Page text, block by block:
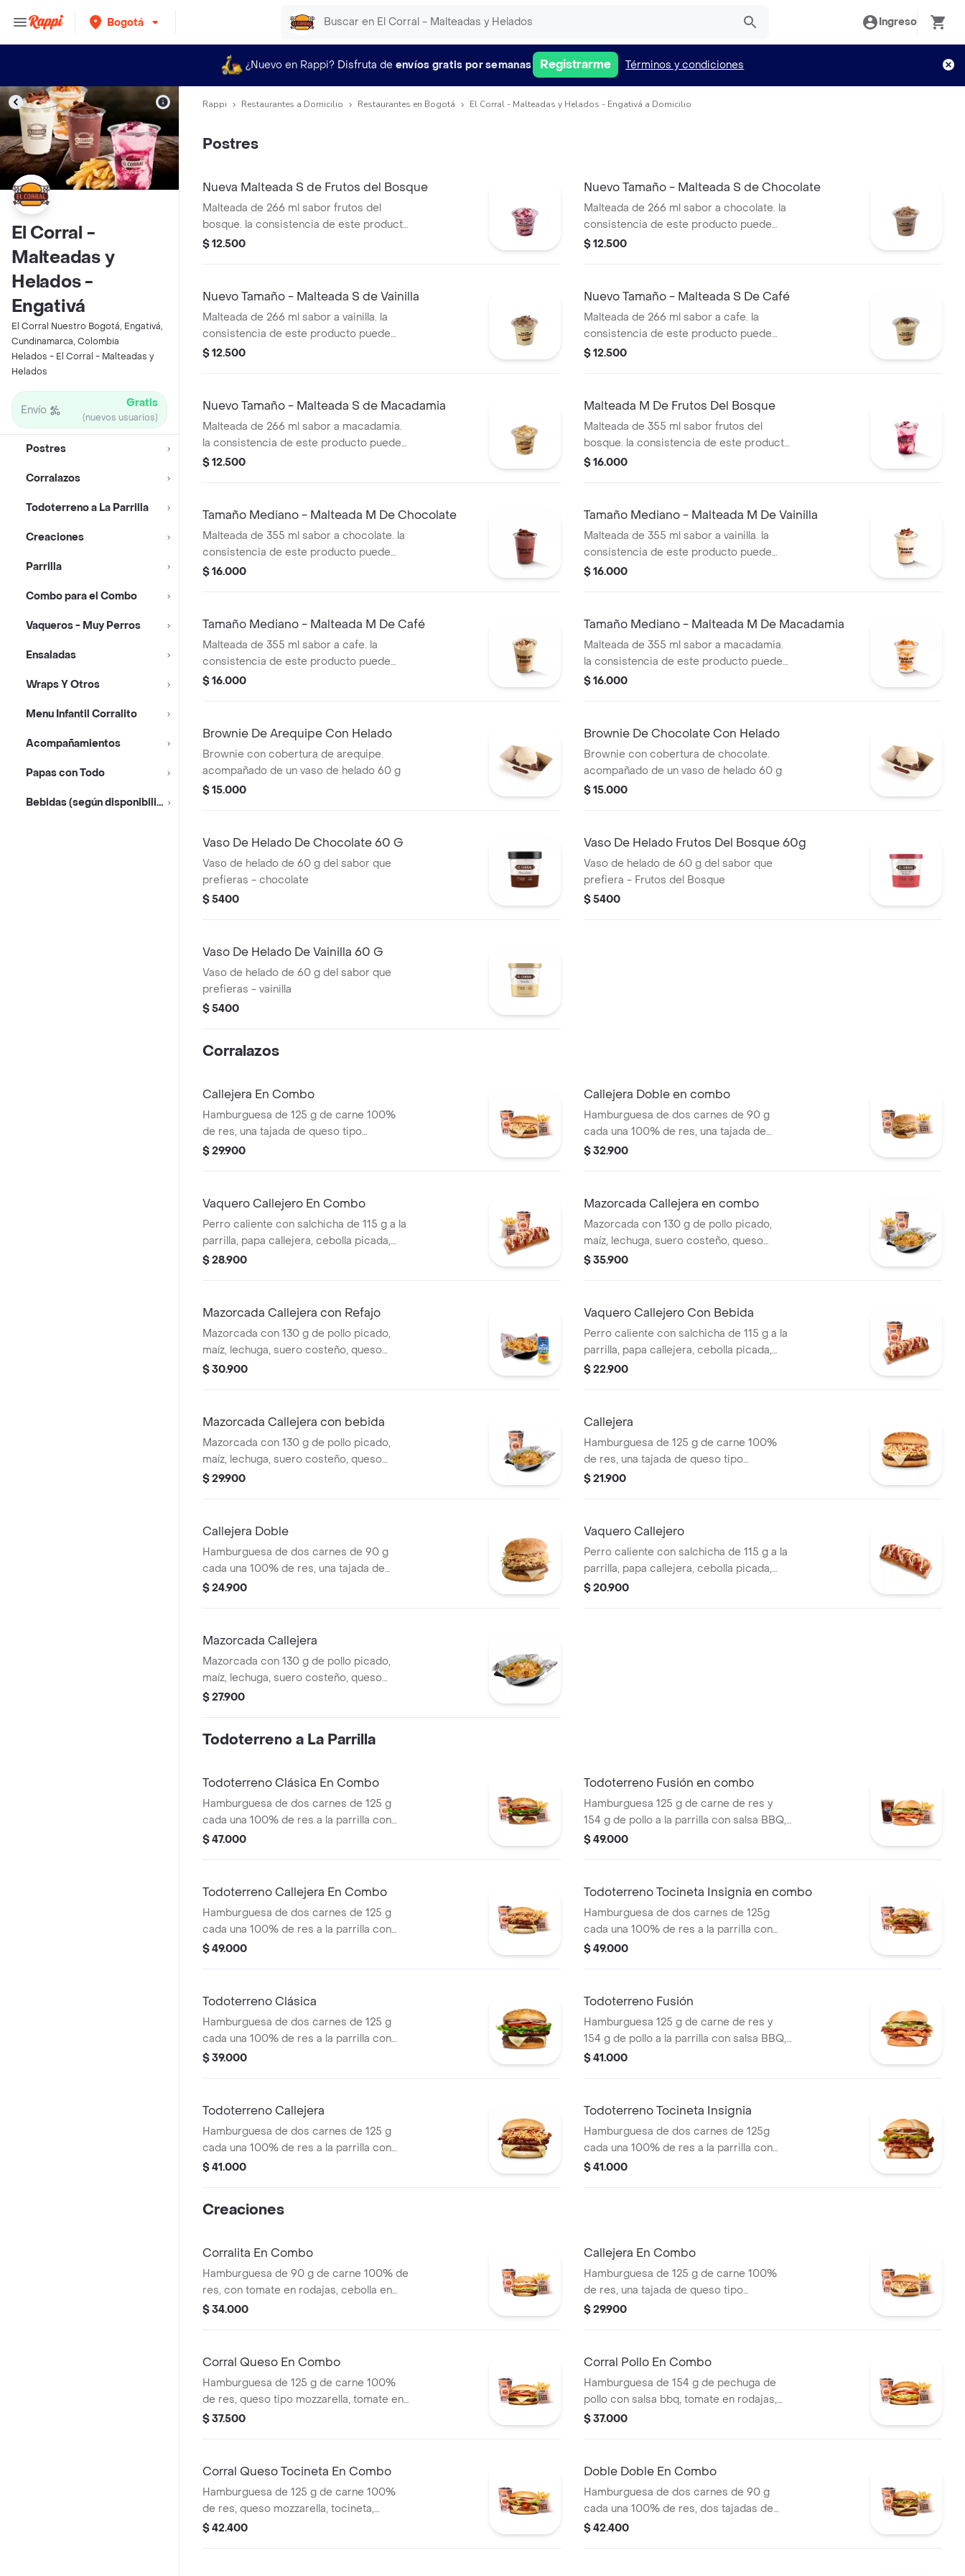
Bogotá Ingreso
¿Nuevo en Rappi? Disfruta de envíos gratis por semanas Registrarme Términos y condiciones
El Corral -
Malteadas y
Helados -
Engativá
El Corral Nuestro Bogotá, Engativá,
Cundinamarca, Colombia
Helados - El Corral - Malteadas y
Helados
Envío Gratis
(nuevos usuarios)
Postres
Corralazos
Todoterreno a La Parrilla
Creaciones
Parrilla
Combo para el Combo
Vaqueros - Muy Perros
Ensaladas
Wraps Y Otros
Menu Infantil Corralito
Acompañamientos
Papas con Todo
Bebidas (según disponibilidad)
Rappi Restaurantes a Domicilio Restaurantes en Bogotá El Corral - Malteadas y Helados - Engativá a Domicilio
Postres
Nueva Malteada S de Frutos del Bosque
Malteada de 266 ml sabor frutos del
bosque. la consistencia de este producto
puede variar debido al tiempo de
$ 12.500
Nuevo Tamaño - Malteada S de Chocolate
Malteada de 266 ml sabor a chocolate. la
consistencia de este producto puede
variar debido al tiempo de entrega.
$ 12.500
Nuevo Tamaño - Malteada S de Vainilla
Malteada de 266 ml sabor a vainilla. la
consistencia de este producto puede
variar debido al tiempo de entrega.
$ 12.500
Nuevo Tamaño - Malteada S De Café
Malteada de 266 ml sabor a cafe. la
consistencia de este producto puede
variar debido al tiempo de entrega
$ 12.500
Nuevo Tamaño - Malteada S de Macadamia
Malteada de 266 ml sabor a macadamia.
la consistencia de este producto puede
variar debido al tiempo de entrega.
$ 12.500
Malteada M De Frutos Del Bosque
Malteada de 355 ml sabor frutos del
bosque. la consistencia de este producto
puede variar debido al tiempo de
$ 16.000
Tamaño Mediano - Malteada M De Chocolate
Malteada de 355 ml sabor a chocolate. la
consistencia de este producto puede
variar debido al tiempo de entrega.
$ 16.000
Tamaño Mediano - Malteada M De Vainilla
Malteada de 355 ml sabor a vainilla. la
consistencia de este producto puede
variar debido al tiempo de entrega.
$ 16.000
Tamaño Mediano - Malteada M De Café
Malteada de 355 ml sabor a cafe. la
consistencia de este producto puede
variar debido al tiempo de entrega
$ 16.000
Tamaño Mediano - Malteada M De Macadamia
Malteada de 355 ml sabor a macadamia.
la consistencia de este producto puede
variar debido al tiempo de entrega.
$ 16.000
Brownie De Arequipe Con Helado
Brownie con cobertura de arequipe.
acompañado de un vaso de helado 60 g
$ 15.000
Brownie De Chocolate Con Helado
Brownie con cobertura de chocolate.
acompañado de un vaso de helado 60 g
$ 15.000
Vaso De Helado De Chocolate 60 G
Vaso de helado de 60 g del sabor que
prefieras - chocolate
$ 5400
Vaso De Helado Frutos Del Bosque 60g
Vaso de helado de 60 g del sabor que
prefiera - Frutos del Bosque
$ 5400
Vaso De Helado De Vainilla 60 G
Vaso de helado de 60 g del sabor que
prefieras - vainilla
$ 5400
Corralazos
Callejera En Combo
Hamburguesa de 125 g de carne 100%
de res, una tajada de queso tipo
mozzarella, papas callejera, salsa blanca,
$ 29.900
Callejera Doble en combo
Hamburguesa de dos carnes de 90 g
cada una 100% de res, una tajada de
queso tipo mozzarella, papas callejera,
bebida PET
$ 32.900
Vaquero Callejero En Combo
Perro caliente con salchicha de 115 g a la
parrilla, papa callejera, cebolla picada,
salsa blanca, salsa de tomate y mostaza
$ 28.900
Mazorcada Callejera en combo
Mazorcada con 130 g de pollo picado,
maíz, lechuga, suero costeño, queso
costeño, salsa BBQ, salsa Corral, salsa
$ 35.900
Mazorcada Callejera con Refajo
Mazorcada con 130 g de pollo picado,
maíz, lechuga, suero costeño, queso
costeño, salsa BBQ, salsa Corral, salsa
$ 30.900
Vaquero Callejero Con Bebida
Perro caliente con salchicha de 115 g a la
parrilla, papa callejera, cebolla picada,
salsa blanca, salsa de tomate y mostaza
$ 22.900
Mazorcada Callejera con bebida
Mazorcada con 130 g de pollo picado,
maíz, lechuga, suero costeño, queso
costeño, salsa BBQ, salsa Corral, salsa
$ 29.900
Callejera
Hamburguesa de 125 g de carne 100%
de res, una tajada de queso tipo
mozzarella, papas callejera, salsa blanca,
$ 21.900
Callejera Doble
Hamburguesa de dos carnes de 90 g
cada una 100% de res, una tajada de
queso tipo mozzarella, papas callejera,
$ 24.900
Vaquero Callejero
Perro caliente con salchicha de 115 g a la
parrilla, papa callejera, cebolla picada,
salsa blanca, salsa de tomate y mostaza
$ 20.900
Mazorcada Callejera
Mazorcada con 130 g de pollo picado,
maíz, lechuga, suero costeño, queso
costeño, salsa BBQ, salsa Corral, salsa
$ 27.900
Todoterreno a La Parrilla
Todoterreno Clásica En Combo
Hamburguesa de dos carnes de 125 g
cada una 100% de res a la parrilla con
salsa bbq, queso mozzarella, lechuga,
$ 47.000
Todoterreno Fusión en combo
Hamburguesa 125 g de carne de res y
154 g de pollo a la parrilla con salsa BBQ,
tocineta, queso mozzarella, pepinillos,
cascos) + bebida PET
$ 49.000
Todoterreno Callejera En Combo
Hamburguesa de dos carnes de 125 g
cada una 100% de res a la parrilla con
salsa bbq, tocineta, queso mozzarella,
$ 49.000
Todoterreno Tocineta Insignia en combo
Hamburguesa de dos carnes de 125g
cada una 100% de res a la parrilla con
salsa BBQ, tocineta, queso mozzarella,
papa + papas Corral medianas + bebida
$ 49.000
Todoterreno Clásica
Hamburguesa de dos carnes de 125 g
cada una 100% de res a la parrilla con
salsa bbq, queso mozzarella, lechuga,
$ 39.000
Todoterreno Fusión
Hamburguesa 125 g de carne de res y
154 g de pollo a la parrilla con salsa BBQ,
tocineta, queso mozzarella, pepinillos,
$ 41.000
Todoterreno Callejera
Hamburguesa de dos carnes de 125 g
cada una 100% de res a la parrilla con
salsa bbq, tocineta, queso mozzarella,
$ 41.000
Todoterreno Tocineta Insignia
Hamburguesa de dos carnes de 125g
cada una 100% de res a la parrilla con
salsa BBQ, tocineta, queso mozzarella,
$ 41.000
Creaciones
Corralita En Combo
Hamburguesa de 90 g de carne 100% de
res, con tomate en rodajas, cebolla en
rodajas, lechuga, salsa blanca y salsa de
$ 34.000
Callejera En Combo
Hamburguesa de 125 g de carne 100%
de res, una tajada de queso tipo
mozzarella, papas callejera, salsa blanca,
$ 29.900
Corral Queso En Combo
Hamburguesa de 125 g de carne 100%
de res, queso tipo mozzarella, tomate en
rodajas, cebolla en rodajas, lechuga y
$ 37.500
Corral Pollo En Combo
Hamburguesa de 154 g de pechuga de
pollo con salsa bbq, tomate en rodajas,
cebolla en rodajas, lechuga y salsa blanca
$ 37.000
Corral Queso Tocineta En Combo
Hamburguesa de 125 g de carne 100%
de res, queso mozzarella, tocineta,
tomate en rodajas, cebolla en rodajas,
$ 42.400
Doble Doble En Combo
Hamburguesa de dos carnes de 90 g
cada una 100% de res, dos tajadas de
queso tipo mozzarella, cebolla grillé,
$ 42.400